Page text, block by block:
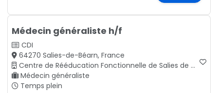
Médecin généraliste h/f
CDI
64270 Salies-de-Béarn, France
Centre de Rééducation Fonctionnelle de Salies de Béarn Pyrénées-Atlantiques Aquitaine
Médecin généraliste
Temps plein